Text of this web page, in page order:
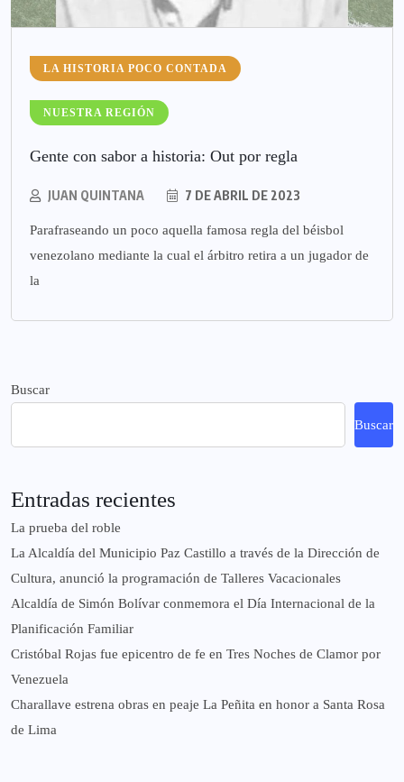
LA HISTORIA POCO CONTADA
NUESTRA REGIÓN
Gente con sabor a historia: Out por regla
JUAN QUINTANA 7 DE ABRIL DE 2023
Parafraseando un poco aquella famosa regla del béisbol
venezolano mediante la cual el árbitro retira a un jugador de
la
Buscar
Buscar
Entradas recientes
La prueba del roble
La Alcaldía del Municipio Paz Castillo a través de la Dirección de
Cultura, anunció la programación de Talleres Vacacionales
Alcaldía de Simón Bolívar conmemora el Día Internacional de la
Planificación Familiar
Cristóbal Rojas fue epicentro de fe en Tres Noches de Clamor por
Venezuela
Charallave estrena obras en peaje La Peñita en honor a Santa Rosa
de Lima